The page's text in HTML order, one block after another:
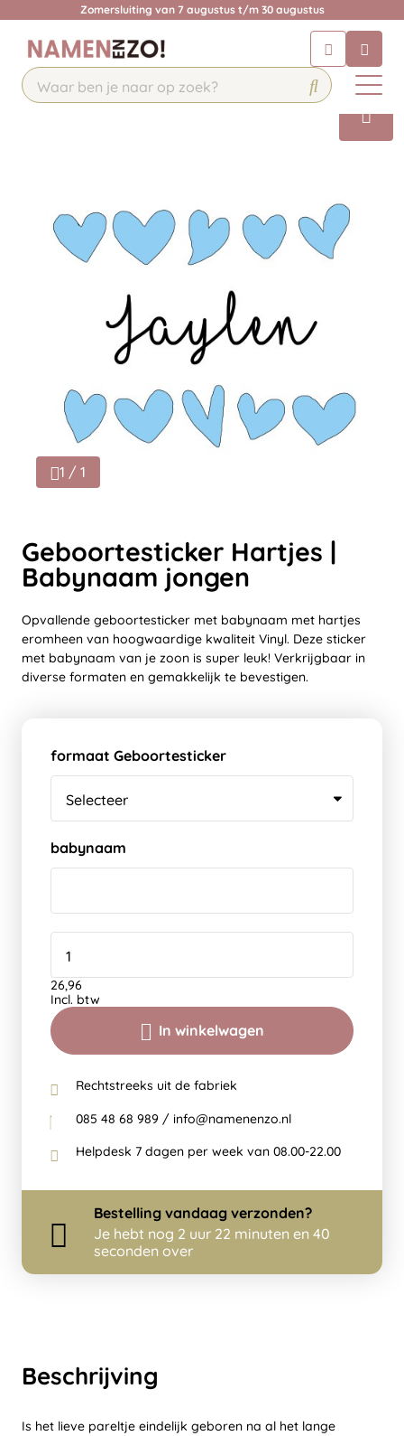
Zomersluiting van 7 augustus t/m 30 augustus
Chat 24/7 met onze chatbot voor
hulp
Contact
Beschrijving
Is het lieve pareltje eindelijk geboren na al het lange
1 / 1
Geboortesticker Hartjes |
Babynaam jongen
Opvallende geboortesticker met babynaam met hartjes
eromheen van hoogwaardige kwaliteit Vinyl. Deze sticker
met babynaam van je zoon is super leuk! Verkrijgbaar in
diverse formaten en gemakkelijk te bevestigen.
formaat Geboortesticker
babynaam
In winkelwagen
26,96
Incl. btw
Rechtstreeks uit de fabriek
085 48 68 989 / info@namenenzo.nl
Helpdesk 7 dagen per week van 08.00-22.00
Bestelling vandaag verzonden?
Je hebt nog 2 uur 22 minuten en 40
seconden over